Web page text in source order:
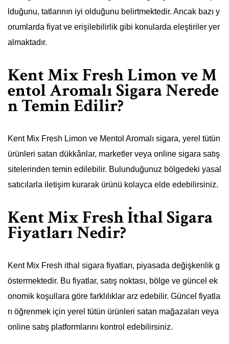
lduğunu, tatlarının iyi olduğunu belirtmektedir. Ancak bazı y
orumlarda fiyat ve erişilebilirlik gibi konularda eleştiriler yer
almaktadır.
Kent Mix Fresh Limon ve M
entol Aromalı Sigara Nerede
n Temin Edilir?
Kent Mix Fresh Limon ve Mentol Aromalı sigara, yerel tütün
ürünleri satan dükkânlar, marketler veya online sigara satış
sitelerinden temin edilebilir. Bulunduğunuz bölgedeki yasal
satıcılarla iletişim kurarak ürünü kolayca elde edebilirsiniz.
Kent Mix Fresh İthal Sigara
Fiyatları Nedir?
Kent Mix Fresh ithal sigara fiyatları, piyasada değişkenlik g
östermektedir. Bu fiyatlar, satış noktası, bölge ve güncel ek
onomik koşullara göre farklılıklar arz edebilir. Güncel fiyatla
rı öğrenmek için yerel tütün ürünleri satan mağazaları veya
online satış platformlarını kontrol edebilirsiniz.